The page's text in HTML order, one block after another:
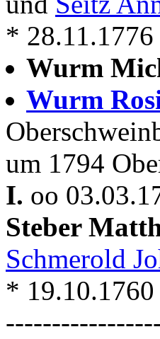
* 28.11.1776
Wurm
Wurm
um 1794
I. oo
Steber
Schmerold
*